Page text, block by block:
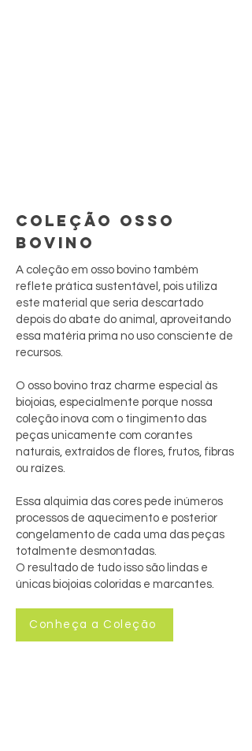
COLEÇÃO OSSO
BOVINO
A coleção em osso bovino também
reflete prática sustentável, pois utiliza
este material que seria descartado
depois do abate do animal, aproveitando
essa matéria prima no uso consciente de
recursos.
O osso bovino traz charme especial às
biojoias, especialmente porque nossa
coleção inova com o tingimento das
peças unicamente com corantes
naturais, extraídos de flores, frutos, fibras
ou raízes.
Essa alquimia das cores pede inúmeros
processos de aquecimento e posterior
congelamento de cada uma das peças
totalmente desmontadas.
O resultado de tudo isso são lindas e
únicas biojoias coloridas e marcantes.
Conheça a Coleção